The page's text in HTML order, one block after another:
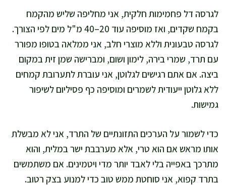
לגרסה דל פחמימות חלקית, אני מחליפה שליש מהקמח
בקמח שקדים, ואז מוסיפה עוד 20–40 מ"ל מים לפי הצורך.
לגרסה טבעונית וללא מוצרי חלב, אני ממלאה בטופו מפורר
עם תרד, שמרי בירה, לימון ושום, ומברישה שמן זית במקום
ביצה. אם אתם רגישים לגלוטן, אני עוברת לתערובת קמחים
ללא גלוטן ייעודית לשמרים ומוסיפה כף פסיליום לשיפור
גמישות.
כדי לשמור על הערכים התזונתיים של התרד, אני לא מבשלת
אותו מראש אם הוא טרי, אלא מערבבת ישר במלית, והוא
מתרכך באפייה בלי לאבד יותר מדי ויטמינים. אם משתמשים
בתרד קפוא, אני סוחטת ממש טוב כדי למנוע בצק רטוב.